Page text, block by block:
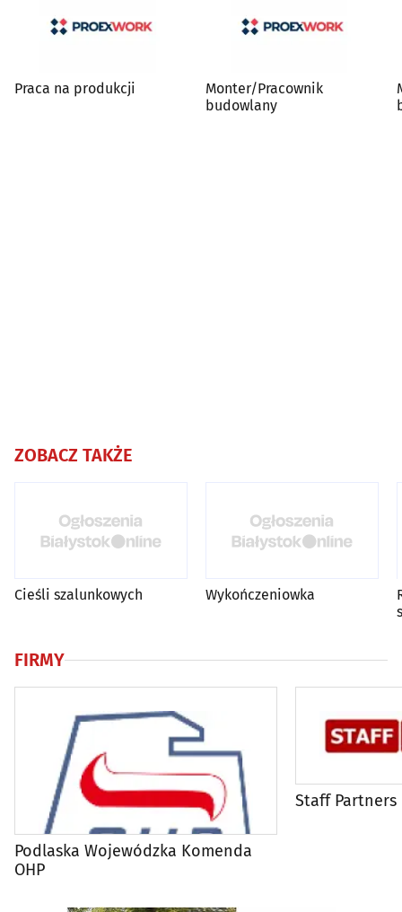
Praca na produkcji
Monter/Pracownik
budowlany
ZOBACZ TAKŻE
Cieśli szalunkowych Wykończeniowka
FIRMY
Podlaska Wojewódzka Komenda
OHP
Staff Partners